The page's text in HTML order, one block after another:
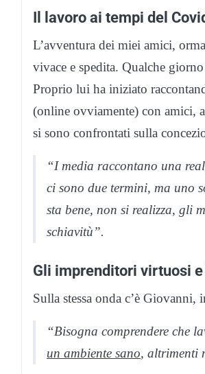
Il lavoro ai tempi del
L’avventura dei miei amici,
vivace e spedita. Qualche
Proprio lui ha iniziato
(online ovviamente) con amici,
si sono confrontati sulla
“I media raccontano una
ci sono due termini, ma uno
sta bene, non si realizza, gli
schiavitù”.
Gli imprenditori virtuosi
Sulla stessa onda c’è Giovanni,
“Bisogna comprendere che
un ambiente sano, altrimenti